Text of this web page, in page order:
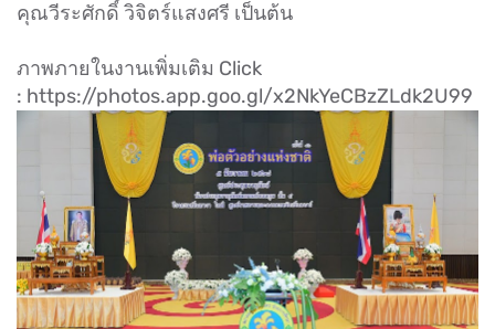
คุณวีระศักดิ์ วิจิตร์แสงศรี เป็นต้น
ภาพภายในงานเพิ่มเติม Click
: https://photos.app.goo.gl/x2NkYeCBzZLdk2U99